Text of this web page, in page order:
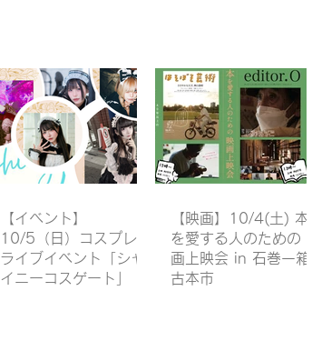
【イベント】
10/5（日）コスプレ＆
ライブイベント「シャ
イニーコスゲート」
【映画】10/4(土) 本
を愛する人のための
画上映会 in 石巻一箱
古本市